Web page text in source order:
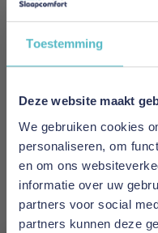
Toestemming
Deze website maakt
We gebruiken cookies
personaliseren, om
en om ons
informatie over uw
partners voor social
partners kunnen deze
Merk
EAN
5700111063059
Prijs
€ 3.094,00